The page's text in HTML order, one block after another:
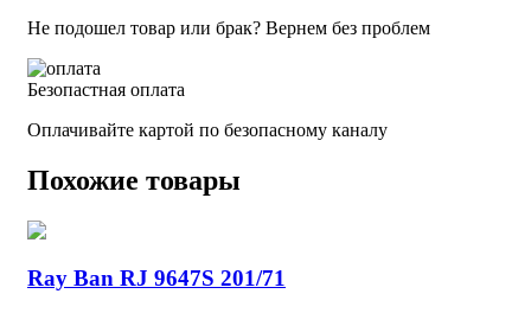
Не подошел товар или брак? Вернем без проблем
Безопастная оплата
Оплачивайте картой по безопасному каналу
Похожие товары
Ray Ban RJ 9647S 201/71